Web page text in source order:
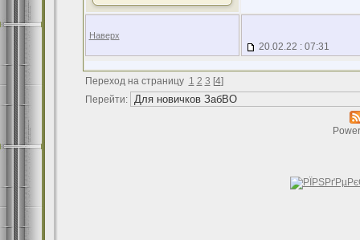
Наверх
20.02.22 : 07:31
Переход на страницу 1 2 3 [4]
Перейти: